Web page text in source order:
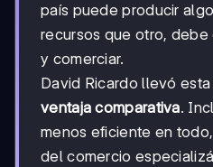
país puede producir
recursos que otro,
y comerciar.
David Ricardo llevó
ventaja comparativa.
menos eficiente en
del comercio